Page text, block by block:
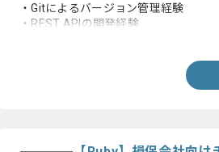
・Gitによるバージョン管理経験
・REST APIの開発経験
・レコメンドエンジニアとしての経験